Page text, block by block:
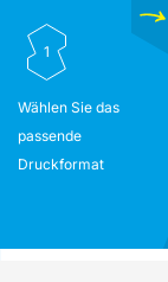
1
Wählen Sie das
passende
Druckformat